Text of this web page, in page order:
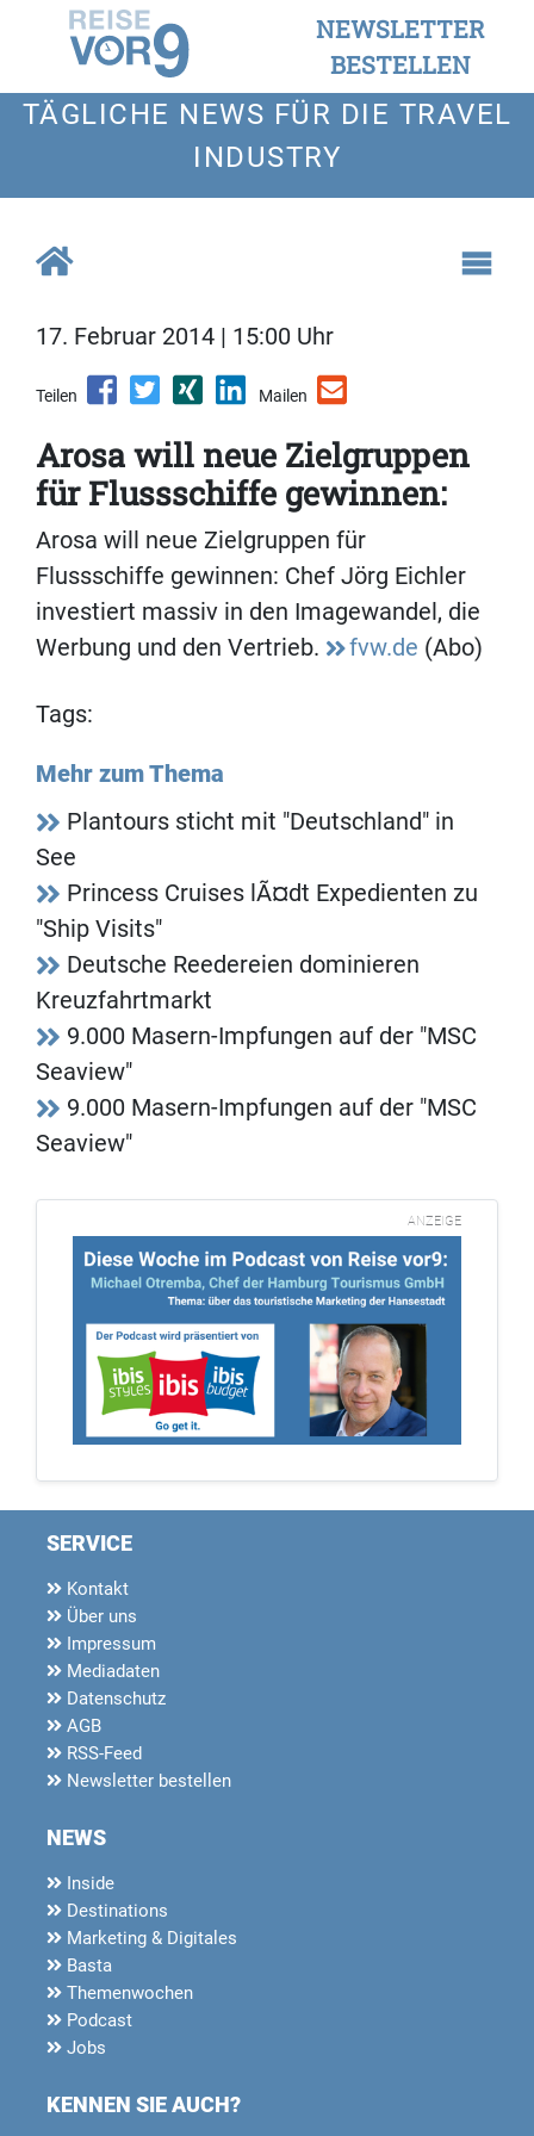
NEWSLETTER
BESTELLEN
TÄGLICHE NEWS FÜR DIE TRAVEL
INDUSTRY
17. Februar 2014 | 15:00 Uhr
Teilen Mailen
Arosa will neue Zielgruppen
für Flussschiffe gewinnen:
Arosa will neue Zielgruppen für
Flussschiffe gewinnen: Chef Jörg Eichler
investiert massiv in den Imagewandel, die
Werbung und den Vertrieb.
fvw.de (Abo)
Tags:
Mehr zum Thema
Plantours sticht mit "Deutschland" in
See
Princess Cruises lÃ¤dt Expedienten zu
"Ship Visits"
Deutsche Reedereien dominieren
Kreuzfahrtmarkt
9.000 Masern-Impfungen auf der "MSC
Seaview"
9.000 Masern-Impfungen auf der "MSC
Seaview"
ANZEIGE
SERVICE
Kontakt
Über uns
Impressum
Mediadaten
Datenschutz
AGB
RSS-Feed
Newsletter bestellen
NEWS
Inside
Destinations
Marketing & Digitales
Basta
Themenwochen
Podcast
Jobs
KENNEN SIE AUCH?